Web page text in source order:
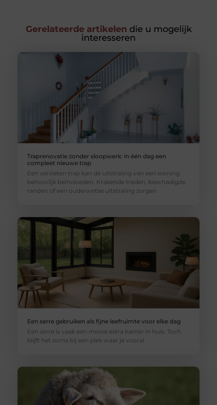
Gerelateerde artikelen die u mogelijk
interesseren
Traprenovatie zonder sloopwerk: in één dag een
compleet nieuwe trap
Een versleten trap kan de uitstraling van een woning
behoorlijk beïnvloeden. Krakende treden, beschadigde
randen of een ouderwetse uitstraling zorgen
Een serre gebruiken als fijne leefruimte voor elke dag
Een serre is vaak een mooie extra kamer in huis. Toch
blijft het soms bij een plek waar je vooral